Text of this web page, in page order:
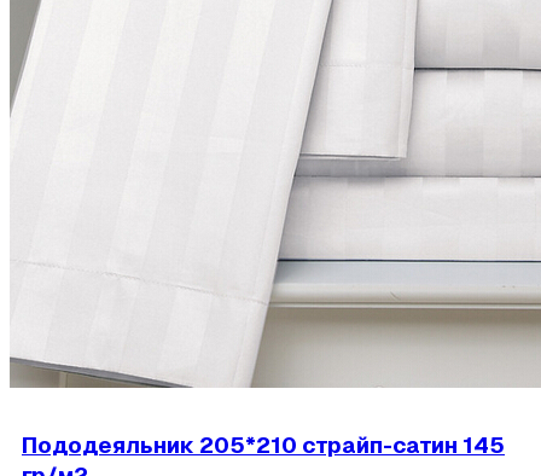
Пододеяльник 205*210 страйп-сатин 145